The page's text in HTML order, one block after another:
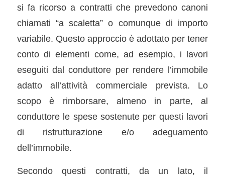
si fa ricorso a contratti che prevedono canoni
chiamati “a scaletta” o comunque di importo
variabile. Questo approccio è adottato per tener
conto di elementi come, ad esempio, i lavori
eseguiti dal conduttore per rendere l’immobile
adatto all’attività commerciale prevista. Lo
scopo è rimborsare, almeno in parte, al
conduttore le spese sostenute per questi lavori
di ristrutturazione e/o adeguamento
dell’immobile.
Secondo questi contratti, da un lato, il